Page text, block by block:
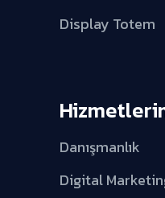
Display Totem
Danışmanlık
Digital